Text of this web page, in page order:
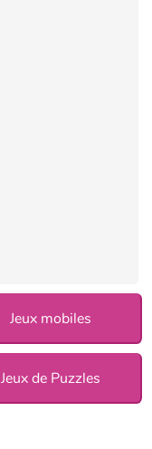
Jeux mobiles
Jeux de Puzzles